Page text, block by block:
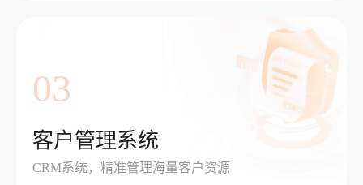
03
客户管理系统
CRM系统，精准管理海量客户资源